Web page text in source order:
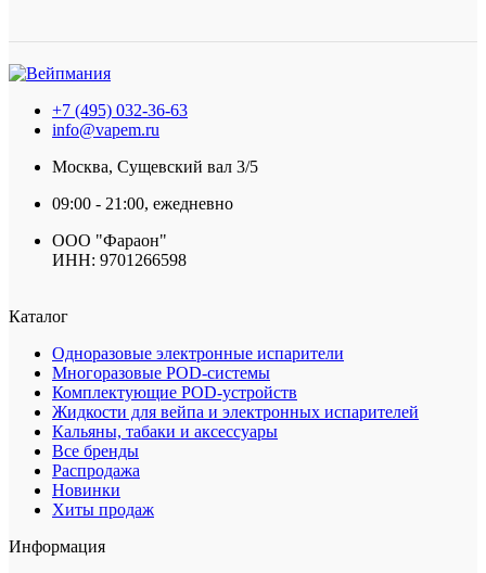
+7 (495) 032-36-63
info@vapem.ru
Москва, Сущевский вал 3/5
09:00 - 21:00, ежедневно
ООО "Фараон"
ИНН: 9701266598
Каталог
Одноразовые электронные испарители
Многоразовые POD-системы
Комплектующие POD-устройств
Жидкости для вейпа и электронных испарителей
Кальяны, табаки и аксессуары
Все бренды
Распродажа
Новинки
Хиты продаж
Информация